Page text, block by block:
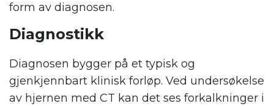
form av diagnosen.
Diagnostikk
Diagnosen bygger på et typisk og
gjenkjennbart klinisk forløp. Ved undersøkelse
av hjernen med CT kan det ses forkalkninger i